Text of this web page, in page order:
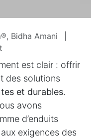
Bidha Amani
est clair : offrir
des solutions
et durables.
avons
d’enduits
exigences des